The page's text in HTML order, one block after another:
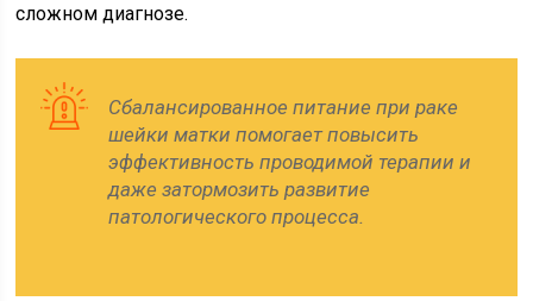
сложном диагнозе.
Сбалансированное питание при раке
шейки матки помогает повысить
эффективность проводимой терапии и
даже затормозить развитие
патологического процесса.